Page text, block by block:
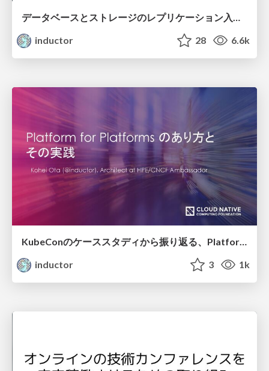
データベースとストレージのレプリケーション入門 / Intro-of-database-and-storage-replication
inductor
28 6.6k
inductor
3 1k